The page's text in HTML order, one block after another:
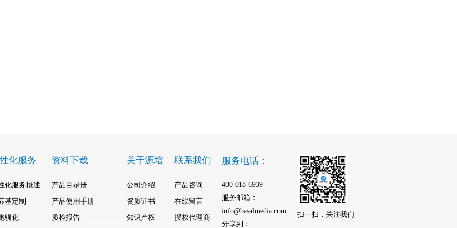
化服务
化服务概述
基定制
驯化
资料下载
产品目录册
产品使用手册
质检报告
关于源培
公司介绍
资质证书
知识产权
联系我们
产品咨询
在线留言
授权代理商
服务电话：
400-018-6939
服务邮箱：
info@basalmedia.com
分享到：
扫一扫，关注我们